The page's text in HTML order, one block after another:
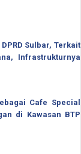
Sulbar, Terkait
Infrastrukturnya
Cafe Special
di Kawasan BTP